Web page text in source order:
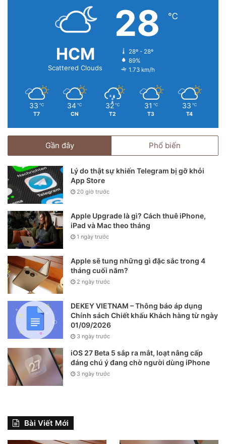
HCM
Scattered Clouds
28 ℃
28º - 28º
89%
1.73 km/h
33 ℃
T7
34 ℃
CN
32 ℃
T2
31 ℃
T3
33 ℃
T4
Gần đây Phổ biến
Lý do thật sự khiến Telegram bị gỡ khỏi
App Store
20 giờ trước
Apple Upgrade là gì? Cách thuê iPhone,
iPad và Mac theo tháng
1 ngày trước
Apple sẽ tung những gì đặc sắc trong 4
tháng cuối năm?
2 ngày trước
DEKEY VIETNAM – Thông báo áp dụng
Chính sách Chiết khấu Khách hàng từ ngày
01/09/2026
3 ngày trước
iOS 27 Beta 5 sắp ra mắt, loạt nâng cấp
đáng chú ý đang chờ người dùng iPhone
3 ngày trước
Bài Viết Mới